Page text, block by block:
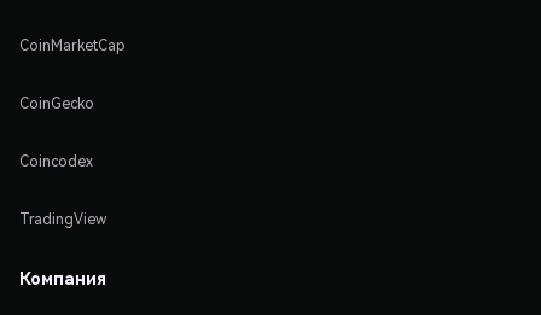
CoinMarketCap
CoinGecko
Coincodex
TradingView
Компания